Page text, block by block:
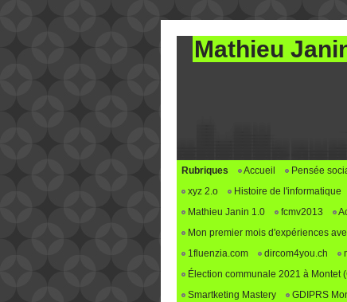
Mathieu
Rubriques Accueil Pensée
xyz 2.o
Histoire de l'informatique
Mathieu Janin 1.0
fcmv2013
Mon premier mois d'expériences
1fluenzia.com
dircom4you.ch
Élection communale 2021 à Montet
Smartketing Mastery
GDIPRS